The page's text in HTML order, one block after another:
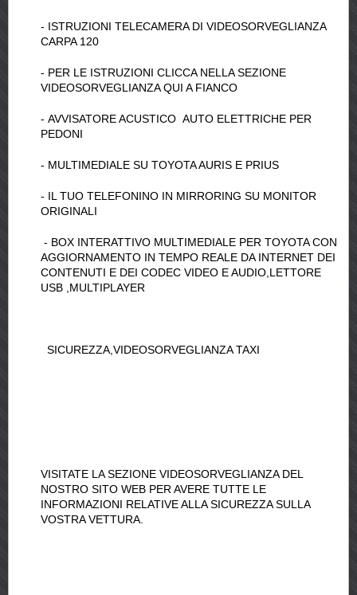
- ISTRUZIONI TELECAMERA DI VIDEOSORVEGLIANZA
CARPA 120
- PER LE ISTRUZIONI CLICCA NELLA SEZIONE
VIDEOSORVEGLIANZA QUI A FIANCO
- AVVISATORE ACUSTICO AUTO ELETTRICHE PER
PEDONI
- MULTIMEDIALE SU TOYOTA AURIS E PRIUS
- IL TUO TELEFONINO IN MIRRORING SU MONITOR
ORIGINALI
- BOX INTERATTIVO MULTIMEDIALE PER TOYOTA CON
AGGIORNAMENTO IN TEMPO REALE DA INTERNET DEI
CONTENUTI E DEI CODEC VIDEO E AUDIO,LETTORE
USB ,MULTIPLAYER
SICUREZZA,VIDEOSORVEGLIANZA TAXI
VISITATE LA SEZIONE VIDEOSORVEGLIANZA DEL
NOSTRO SITO WEB PER AVERE TUTTE LE
INFORMAZIONI RELATIVE ALLA SICUREZZA SULLA
VOSTRA VETTURA.